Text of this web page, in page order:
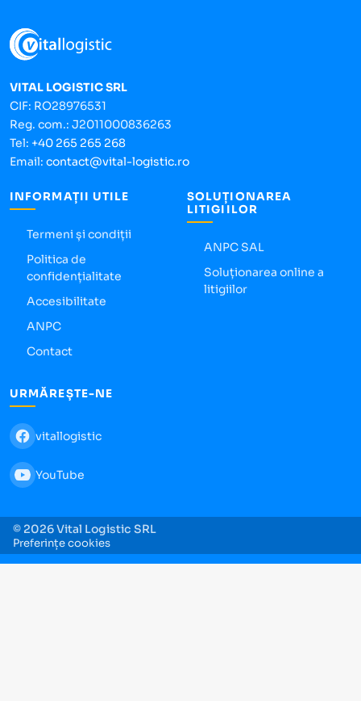
VITAL LOGISTIC SRL
CIF: RO28976531
Reg. com.: J2011000836263
Tel: +40 265 265 268
Email: contact@vital-logistic.ro
INFORMAȚII UTILE
Termeni și condiții
Politica de
confidențialitate
Accesibilitate
ANPC
Contact
SOLUȚIONAREA
LITIGIILOR
ANPC SAL
Soluționarea online a
litigiilor
URMĂREȘTE-NE
vitallogistic
YouTube
© 2026 Vital Logistic SRL
Preferințe cookies